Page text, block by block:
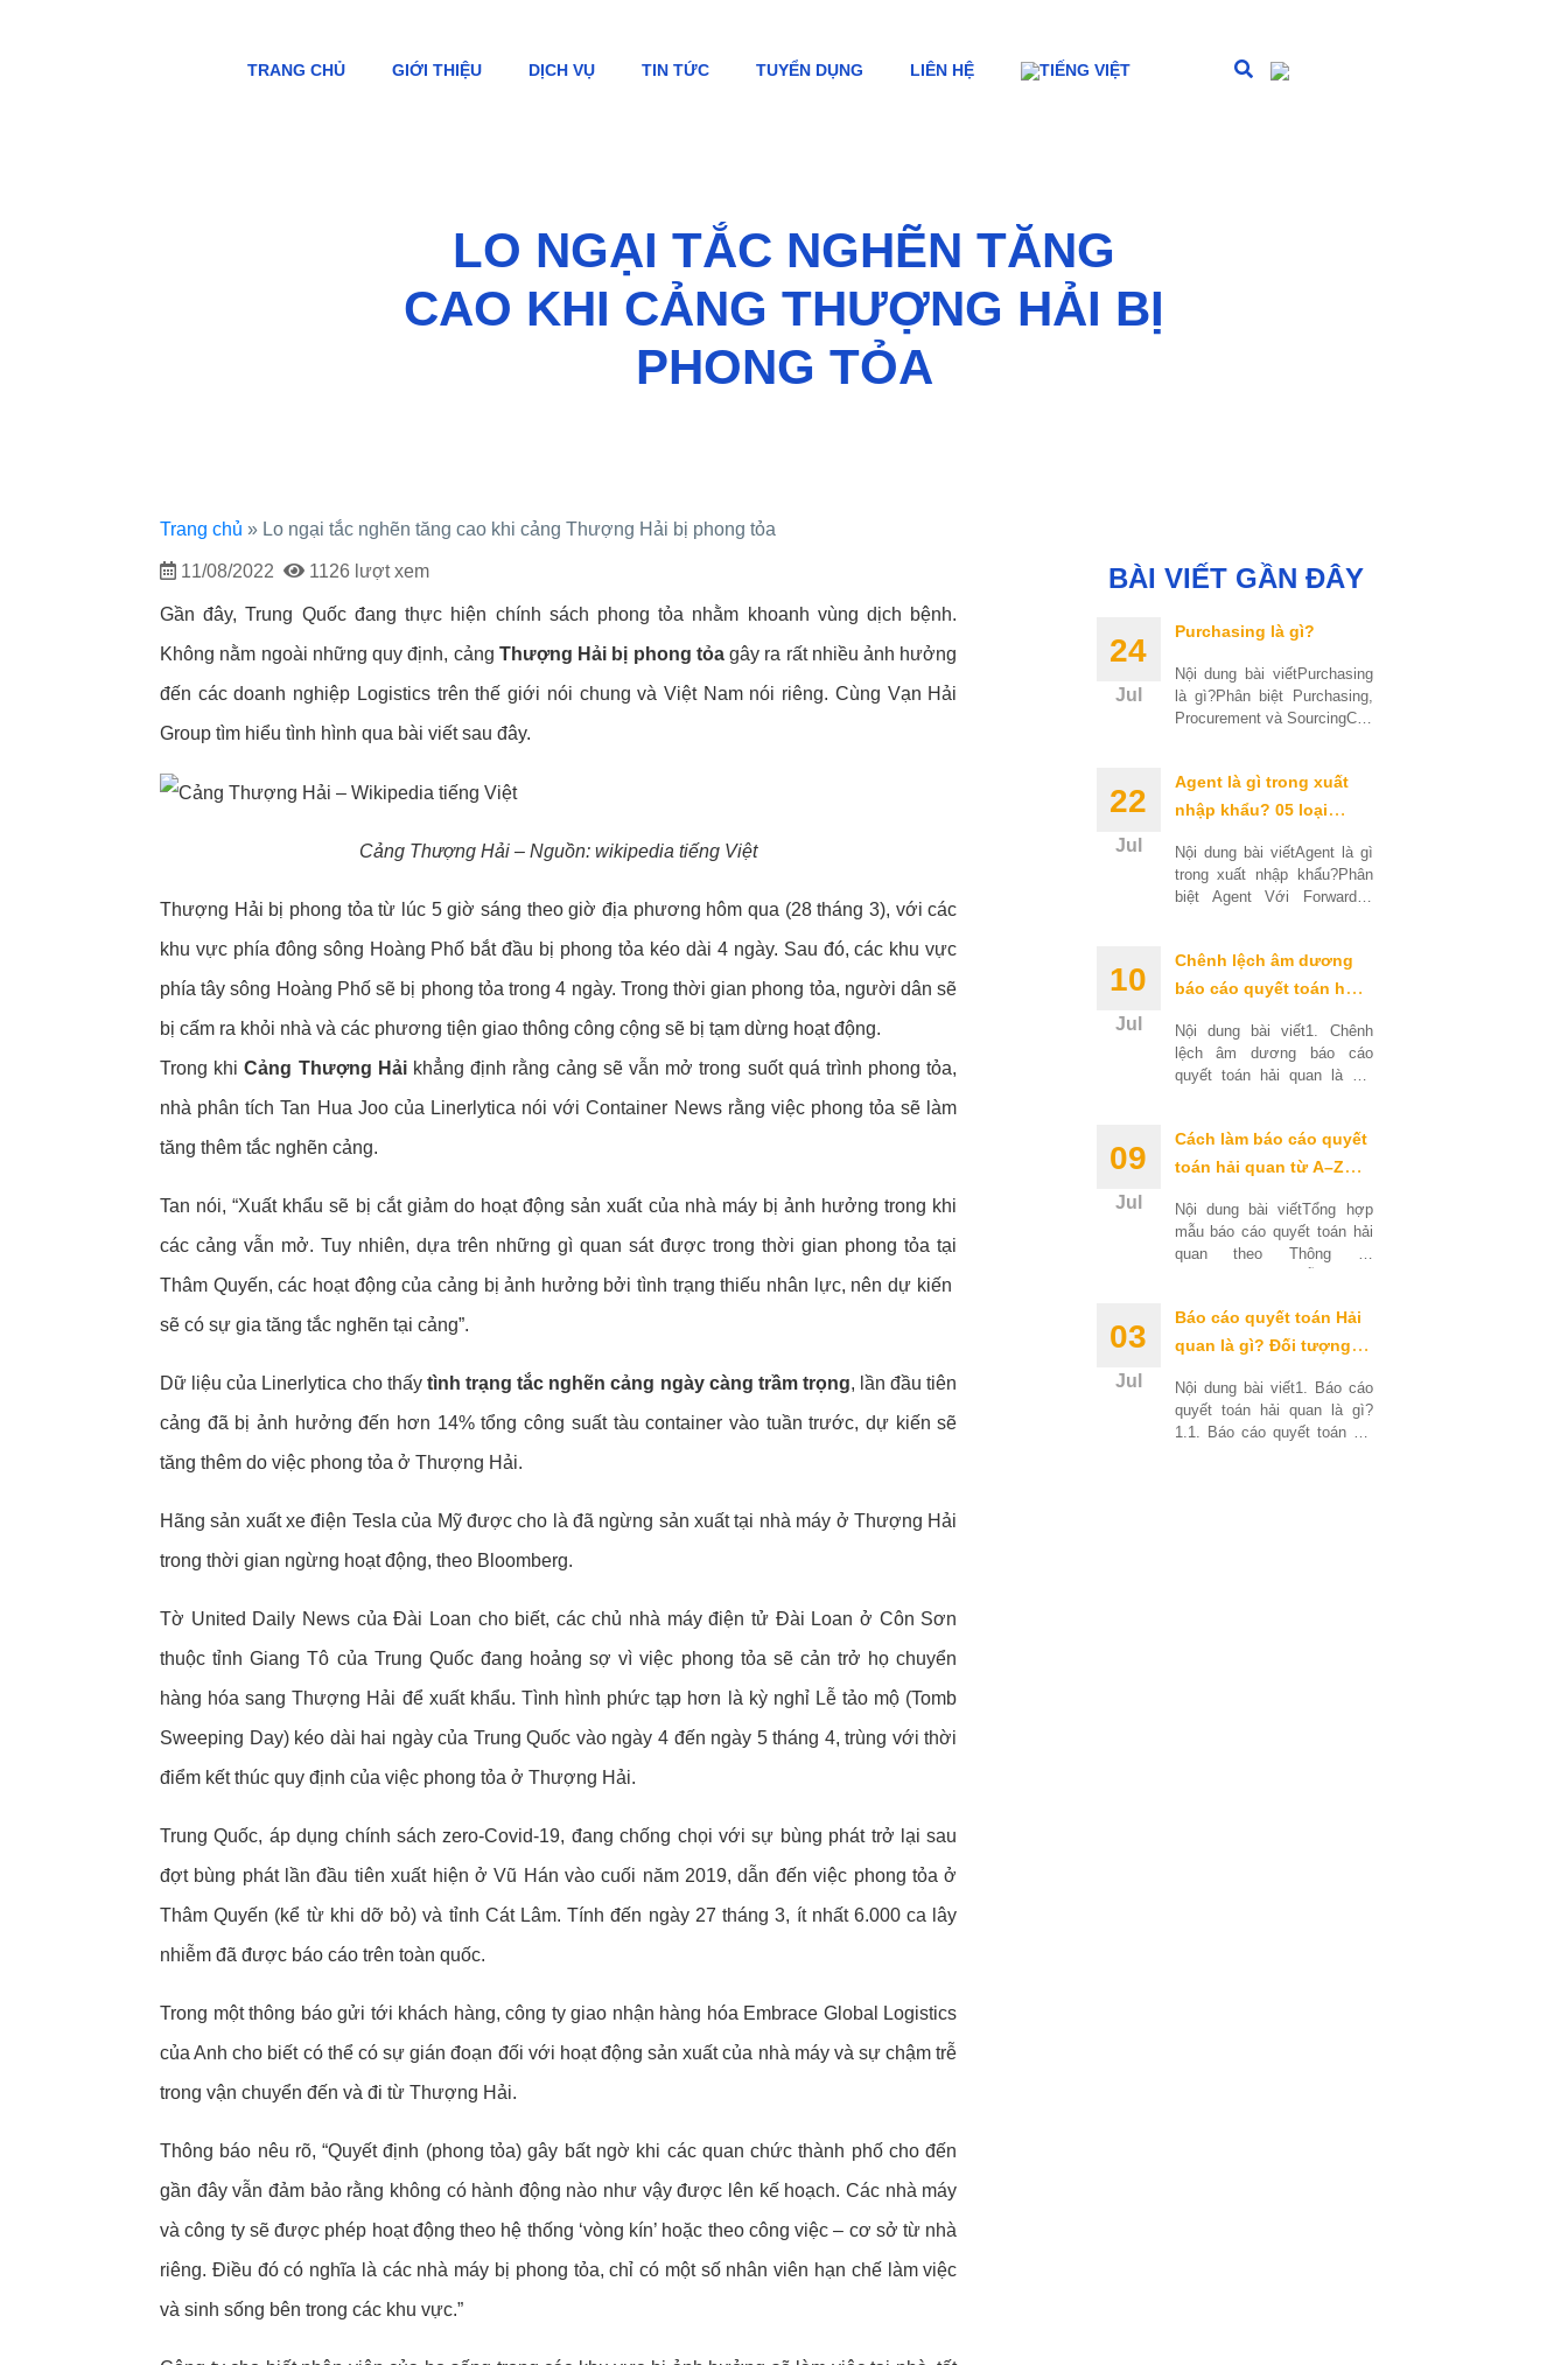
TRANG CHỦ GIỚI THIỆU DỊCH VỤ TIN TỨC TUYỂN DỤNG LIÊN HỆ
LO NGẠI TẮC NGHẼN TĂNG
CAO KHI CẢNG THƯỢNG HẢI BỊ
PHONG TỎA
Trang chủ » Lo ngại tắc nghẽn tăng cao khi cảng Thượng Hải bị phong tỏa
11/08/2022 1126 lượt xem
Gần đây, Trung Quốc đang thực hiện chính sách phong tỏa nhằm khoanh vùng dịch bệnh.
Không nằm ngoài những quy định, cảng Thượng Hải bị phong tỏagây ra rất nhiều ảnh hưởng
đến các doanh nghiệp Logistics trên thế giới nói chung và Việt Nam nói riêng. Cùng Vạn Hải
Group tìm hiểu tình hình qua bài viết sau đây.
Cảng Thượng Hải – Nguồn: wikipedia tiếng Việt
Thượng Hải bị phong tỏa từ lúc 5 giờ sáng theo giờ địa phương hôm qua (28 tháng 3), với các
khu vực phía đông sông Hoàng Phố bắt đầu bị phong tỏa kéo dài 4 ngày. Sau đó, các khu vực
phía tây sông Hoàng Phố sẽ bị phong tỏa trong 4 ngày. Trong thời gian phong tỏa, người dân sẽ
bị cấm ra khỏi nhà và các phương tiện giao thông công cộng sẽ bị tạm dừng hoạt động.
Trong khiCảng Thượng Hảikhẳng định rằng cảng sẽ vẫn mở trong suốt quá trình phong tỏa,
nhà phân tích Tan Hua Joo của Linerlytica nói với Container News rằng việc phong tỏa sẽ làm
tăng thêm tắc nghẽn cảng.
Tan nói, “Xuất khẩu sẽ bị cắt giảm do hoạt động sản xuất của nhà máy bị ảnh hưởng trong khi
các cảng vẫn mở. Tuy nhiên, dựa trên những gì quan sát được trong thời gian phong tỏa tại
Thâm Quyến, các hoạt động của cảng bị ảnh hưởng bởi tình trạng thiếu nhân lực, nên dự kiến ​​
sẽ có sự gia tăng tắc nghẽn tại cảng”.
Dữ liệu của Linerlytica cho thấy tình trạng tắc nghẽn cảng ngày càng trầm trọng, lần đầu tiên
cảng đã bị ảnh hưởng đến hơn 14% tổng công suất tàu container vào tuần trước, dự kiến ​​sẽ
tăng thêm do việc phong tỏa ở Thượng Hải.
Hãng sản xuất xe điện Tesla của Mỹ được cho là đã ngừng sản xuất tại nhà máy ở Thượng Hải
trong thời gian ngừng hoạt động, theo Bloomberg.
Tờ United Daily News của Đài Loan cho biết, các chủ nhà máy điện tử Đài Loan ở Côn Sơn
thuộc tỉnh Giang Tô của Trung Quốc đang hoảng sợ vì việc phong tỏa sẽ cản trở họ chuyển
hàng hóa sang Thượng Hải để xuất khẩu. Tình hình phức tạp hơn là kỳ nghỉ Lễ tảo mộ (Tomb
Sweeping Day) kéo dài hai ngày của Trung Quốc vào ngày 4 đến ngày 5 tháng 4, trùng với thời
điểm kết thúc quy định của việc phong tỏa ở Thượng Hải.
Trung Quốc, áp dụng chính sách zero-Covid-19, đang chống chọi với sự bùng phát trở lại sau
đợt bùng phát lần đầu tiên xuất hiện ở Vũ Hán vào cuối năm 2019, dẫn đến việc phong tỏa ở
Thâm Quyến (kể từ khi dỡ bỏ) và tỉnh Cát Lâm. Tính đến ngày 27 tháng 3, ít nhất 6.000 ca lây
nhiễm đã được báo cáo trên toàn quốc.
Trong một thông báo gửi tới khách hàng, công ty giao nhận hàng hóa Embrace Global Logistics
của Anh cho biết có thể có sự gián đoạn đối với hoạt động sản xuất của nhà máy và sự chậm trễ
trong vận chuyển đến và đi từ Thượng Hải.
Thông báo nêu rõ, “Quyết định (phong tỏa) gây bất ngờ khi các quan chức thành phố cho đến
gần đây vẫn đảm bảo rằng không có hành động nào như vậy được lên kế hoạch. Các nhà máy
và công ty sẽ được phép hoạt động theo hệ thống ‘vòng kín’ hoặc theo công việc – cơ sở từ nhà
riêng. Điều đó có nghĩa là các nhà máy bị phong tỏa, chỉ có một số nhân viên hạn chế làm việc
và sinh sống bên trong các khu vực.”
BÀI VIẾT GẦN ĐÂY
24
Jul
Purchasing là gì?
Nội dung bài viếtPurchasing
là gì?Phân biệt Purchasing,
Procurement và SourcingCác
gồm những bước nào?Các
vị
22
Jul
Agent là gì trong xuất
nhập khẩu? 05 loại
Nội dung bài viếtAgent là gì
trong xuất nhập khẩu?Phân
biệt Agent Với Forwarder,
ForwarderAgent vs Nhà Phân
Phối (Distributor)Agent
10
Jul
Chênh lệch âm dương
báo cáo quyết toán hải
nhân và cách xử lý 2026
Nội dung bài viết1. Chênh
lệch âm dương báo cáo
quyết toán hải quan là gì?
2. Công thức tính tồn
09
Jul
Cách làm báo cáo quyết
toán hải quan từ A–Z
121/2025/TT-BTC)
Nội dung bài viếtTổng hợp
mẫu báo cáo quyết toán hải
quan theo Thông tư
nguyên liệu, vật tưMẫu 15a
— Báo
03
Jul
Báo cáo quyết toán Hải
quan là gì? Đối tượng,
hạn sửa đổi 2026
Nội dung bài viết1. Báo cáo
quyết toán hải quan là gì?
1.1. Báo cáo quyết toán hải